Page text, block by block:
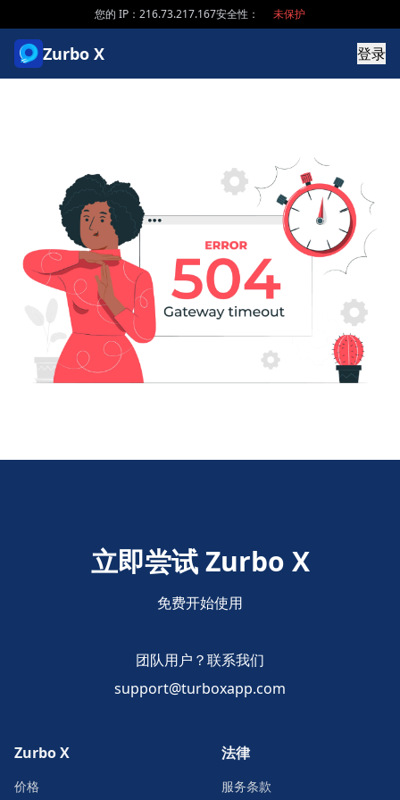
您的 IP：216.73.217.167安全性： 未保护
Zurbo X 登录
立即尝试 Zurbo X
免费开始使用
团队用户？联系我们
support@turboxapp.com
Zurbo X
价格
法律
服务条款